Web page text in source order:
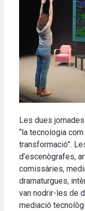
Les dues
“la tecnologia
transformació”.
d’escenògrafes,
comissàries,
dramaturgues,
van nodrir-les de
mediació